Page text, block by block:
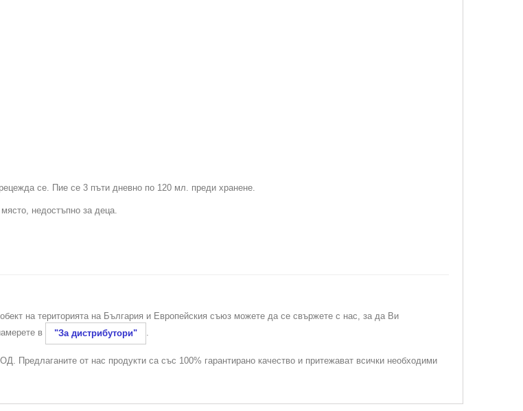
се. Пие се 3 пъти дневно по 120 мл. преди хранене.
недостъпно за деца.
на територията на България и Европейския съюз можете да се свържете с нас, за да Ви
в
"За дистрибутори" .
Предлаганите от нас продукти са със 100% гарантирано качество и притежават всички необходими